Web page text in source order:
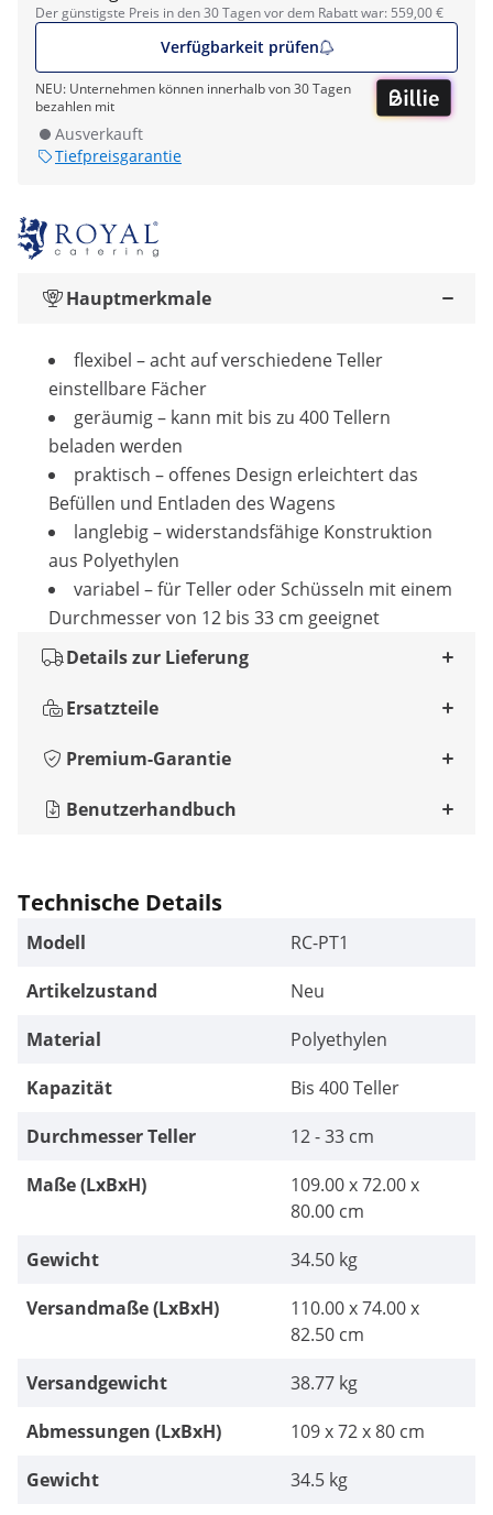
Der günstigste Preis in den 30 Tagen vor dem Rabatt war: 559,00 €
Verfügbarkeit prüfen
NEU: Unternehmen können innerhalb von 30 Tagen
bezahlen mit
Ausverkauft
Tiefpreisgarantie
Hauptmerkmale
flexibel – acht auf verschiedene Teller
einstellbare Fächer
geräumig – kann mit bis zu 400 Tellern
beladen werden
praktisch – offenes Design erleichtert das
Befüllen und Entladen des Wagens
langlebig – widerstandsfähige Konstruktion
aus Polyethylen
variabel – für Teller oder Schüsseln mit einem
Durchmesser von 12 bis 33 cm geeignet
Details zur Lieferung
Ersatzteile
Premium-Garantie
Benutzerhandbuch
Technische Details
Modell
RC-PT1
Artikelzustand
Neu
Material
Polyethylen
Kapazität
Bis 400 Teller
Durchmesser Teller
12 - 33 cm
Maße (LxBxH)
109.00 x 72.00 x
80.00 cm
Gewicht
34.50 kg
Versandmaße (LxBxH)
110.00 x 74.00 x
82.50 cm
Versandgewicht
38.77 kg
Abmessungen (LxBxH)
109 x 72 x 80 cm
Gewicht
34.5 kg